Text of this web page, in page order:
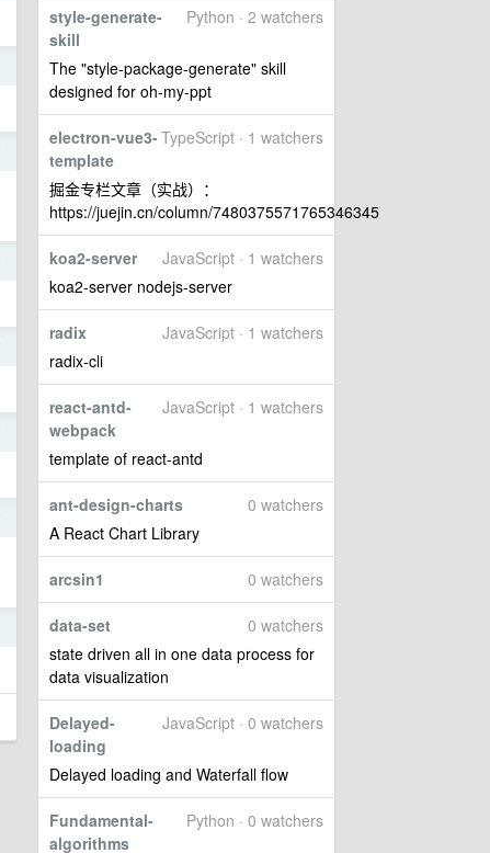
Python · 2 watchers
style-generate-
skill
The "style-package-generate" skill
designed for oh-my-ppt
TypeScript · 1 watchers
electron-vue3-
template
掘金专栏文章（实战）：
https://juejin.cn/column/7480375571765346345
JavaScript · 1 watchers
koa2-server
koa2-server nodejs-server
JavaScript · 1 watchers
radix
radix-cli
JavaScript · 1 watchers
react-antd-
webpack
template of react-antd
0 watchers
ant-design-charts
A React Chart Library
0 watchers
arcsin1
0 watchers
data-set
state driven all in one data process for
data visualization
JavaScript · 0 watchers
Delayed-
loading
Delayed loading and Waterfall flow
Python · 0 watchers
Fundamental-
algorithms